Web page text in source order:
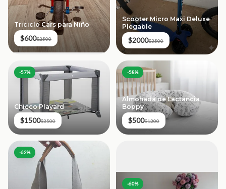
Triciclo Cars para Niño
$600$2500
Scooter Micro Maxi Deluxe
Plegable
$2000$3500
-57%
Chicco Playard
$1500$3500
-58%
Almohada de Lactancia
Boppy
$500$1200
-62%
-60%